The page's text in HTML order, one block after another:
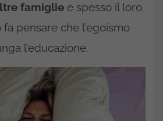
famiglie e spesso il loro
pensare che l’egoismo
l’educazione.